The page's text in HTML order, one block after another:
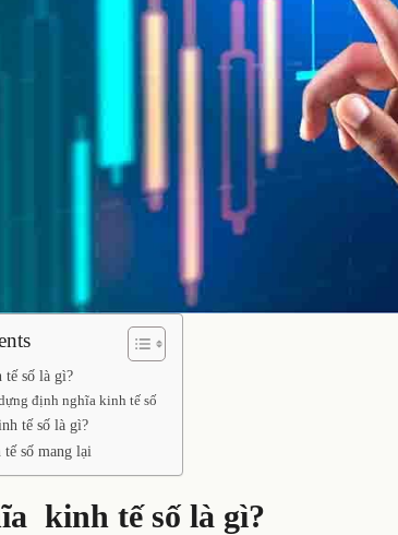
số là gì?
định nghĩa kinh tế số
tế số là gì?
số mang lại
kinh tế số là gì?